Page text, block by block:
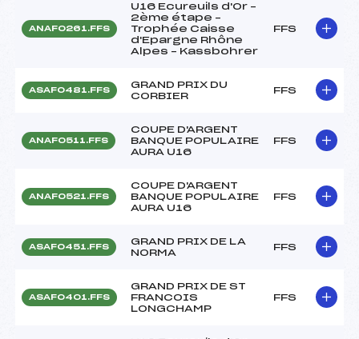
ANAF0261.FFS
U16 Ecureuils d'Or –
2ème étape –
Trophée Caisse
d'Epargne Rhône
Alpes – Kassbohrer
FFS
ASAF0481.FFS
GRAND PRIX DU
CORBIER
FFS
ANAF0511.FFS
COUPE D'ARGENT
BANQUE POPULAIRE
AURA U16
FFS
ANAF0521.FFS
COUPE D'ARGENT
BANQUE POPULAIRE
AURA U16
FFS
ASAF0451.FFS
GRAND PRIX DE LA
NORMA
FFS
ASAF0401.FFS
GRAND PRIX DE ST
FRANCOIS
LONGCHAMP
FFS